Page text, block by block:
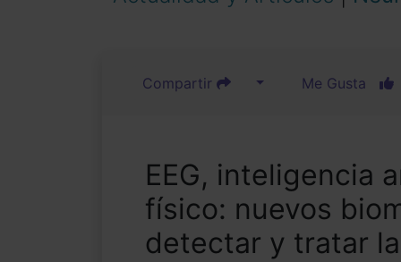
Compartir Me Gusta
EEG, inteligencia
físico: nuevos
detectar y tratar